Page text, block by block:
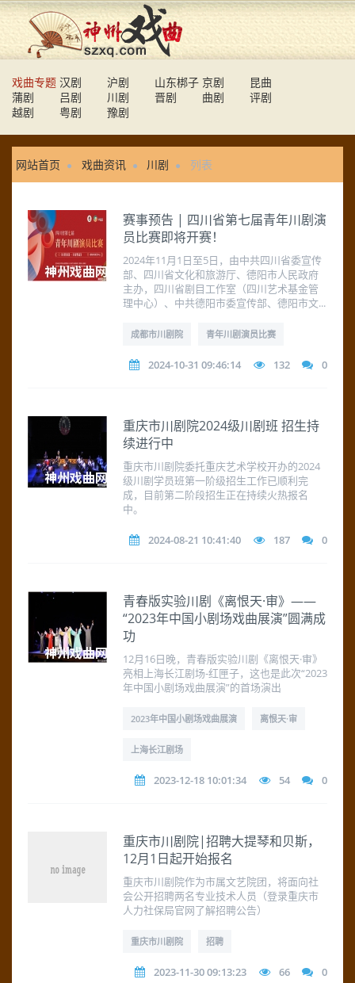
戏曲专题 汉剧 沪剧 山东梆子 京剧
昆曲
蒲剧
吕剧 川剧 晋剧 曲剧
评剧
越剧
粤剧 豫剧
网站首页 戏曲资讯 川剧 列表
赛事预告 | 四川省第七届青年川剧演
员比赛即将开赛！
2024年11月1日至5日，由中共四川省委宣传
部、四川省文化和旅游厅、德阳市人民政府
主办，四川省剧目工作室（四川艺术基金管
理中心）、中共德阳市委宣传部、德阳市文...
成都市川剧院 青年川剧演员比赛
2024-10-31 09:46:14 132 0
重庆市川剧院2024级川剧班 招生持
续进行中
重庆市川剧院委托重庆艺术学校开办的2024
级川剧学员班第一阶级招生工作已顺利完
成，目前第二阶段招生正在持续火热报名
中。
2024-08-21 10:41:40 187 0
青春版实验川剧《离恨天·审》——
“2023年中国小剧场戏曲展演”圆满成
功
12月16日晚，青春版实验川剧《离恨天·审》
亮相上海长江剧场-红匣子，这也是此次“2023
年中国小剧场戏曲展演”的首场演出
2023年中国小剧场戏曲展演 离恨天·审
上海长江剧场
2023-12-18 10:01:34 54 0
重庆市川剧院|招聘大提琴和贝斯，
12月1日起开始报名
重庆市川剧院作为市属文艺院团，将面向社
会公开招聘两名专业技术人员（登录重庆市
人力社保局官网了解招聘公告）
重庆市川剧院 招聘
2023-11-30 09:13:23 66 0